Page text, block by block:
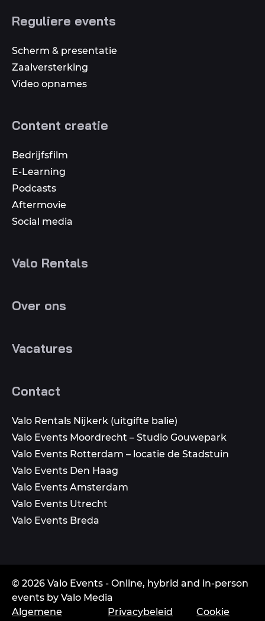
Reguliere events
Scherm & presentatie
Zaalversterking
Video opnames
Content creatie
Bedrijfsfilm
E-Learning
Podcasts
Aftermovie
Social media
Valo Rentals
Over ons
Vacatures
Contact
Valo Rentals Nijkerk (uitgifte balie)
Valo Events Moordrecht – Studio Gouwepark
Valo Events Rotterdam – locatie de Stadstuin
Valo Events Den Haag
Valo Events Amsterdam
Valo Events Utrecht
Valo Events Breda
© 2026 Valo Events - Online, hybrid and in-person
events by Valo Media
Algemene
Privacybeleid
Cookie